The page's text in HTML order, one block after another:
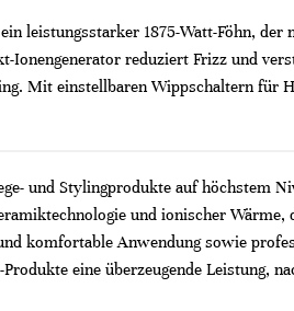
leistungsstarker 1875-Watt-Föhn,
Ionengenerator reduziert Frizz und
Mit einstellbaren Wippschaltern
und Stylingprodukte auf höchstem
und ionischer
komfortable Anwendung sowie
eine überzeugende Leistung,